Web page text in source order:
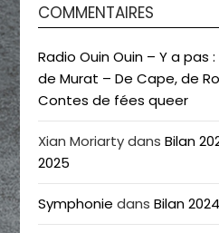
COMMENTAIRES
Radio Ouin Ouin – Y a pas
de Murat – De Cape, de
Contes de fées queer
Xian MoriartydansBilan
2025
Symphonie dansBilan